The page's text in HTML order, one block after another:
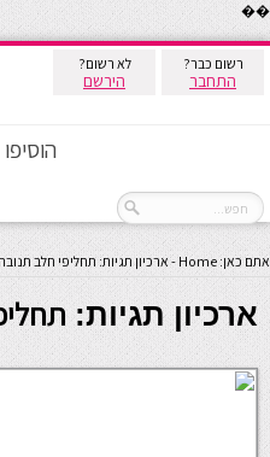
��
רשום כבר?
התחבר
לא רשום?
הירשם
אתם כאן: Home
-ארכיון תגיות: תחליפי חלב תנובה
ארכיון תגיות: